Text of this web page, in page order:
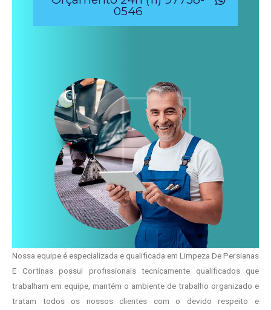
0546
Nossa equipe é especializada e qualificada em Limpeza De Persianas
E Cortinas possui profissionais tecnicamente qualificados que
trabalham em equipe, mantém o ambiente de trabalho organizado e
tratam todos os nossos clientes com o devido respeito e